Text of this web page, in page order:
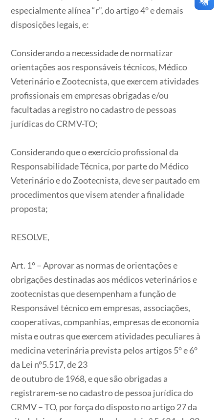
especialmente alínea “r”, do artigo 4° e demais
disposições legais, e:
Considerando a necessidade de normatizar
orientações aos responsáveis técnicos, Médico
Veterinário e Zootecnista, que exercem atividades
profissionais em empresas obrigadas e/ou
facultadas a registro no cadastro de pessoas
jurídicas do CRMV-TO;
Considerando que o exercício profissional da
Responsabilidade Técnica, por parte do Médico
Veterinário e do Zootecnista, deve ser pautado em
procedimentos que visem atender a finalidade
proposta;
RESOLVE,
Art. 1° – Aprovar as normas de orientações e
obrigações destinadas aos médicos veterinários e
zootecnistas que desempenham a função de
Responsável técnico em empresas, associações,
cooperativas, companhias, empresas de economia
mista e outras que exercem atividades peculiares à
medicina veterinária prevista pelos artigos 5° e 6°
da Lei n°5.517, de 23
de outubro de 1968, e que são obrigadas a
registrarem-se no cadastro de pessoa jurídica do
CRMV – TO, por força do disposto no artigo 27 da